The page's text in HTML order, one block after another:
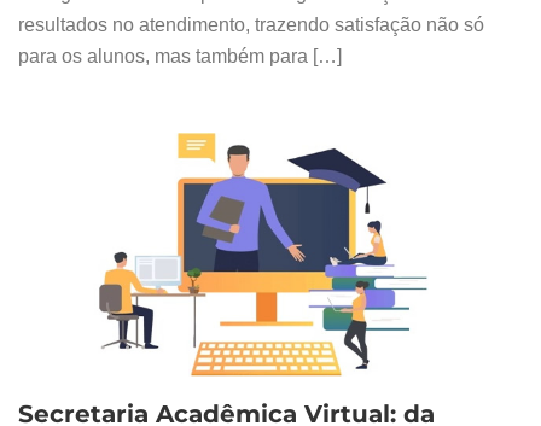
resultados no atendimento, trazendo satisfação não só
para os alunos, mas também para […]
Secretaria Acadêmica Virtual: da